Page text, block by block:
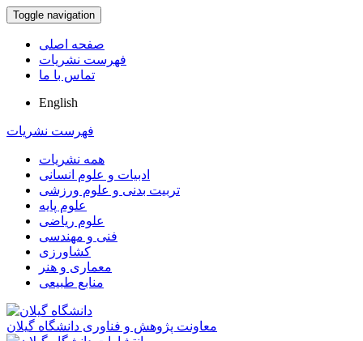
Toggle navigation
صفحه اصلی
فهرست نشریات
تماس با ما
English
فهرست نشریات
همه نشریات
ادبیات و علوم انسانی
تربیت بدنی و علوم ورزشی
علوم پایه
علوم ریاضی
فنی و مهندسی
کشاورزی
معماری و هنر
منابع طبیعی
معاونت پژوهش و فناوری دانشگاه گیلان